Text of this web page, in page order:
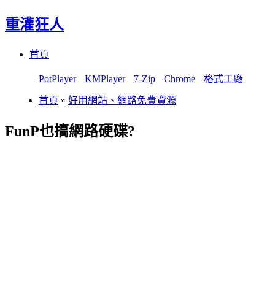
重灌狂人
首頁
PotPlayer KMPlayer 7-Zip Chrome 格式工廠
首頁 » 好用網站、網路免費資源
FunP也搞網路硬碟?